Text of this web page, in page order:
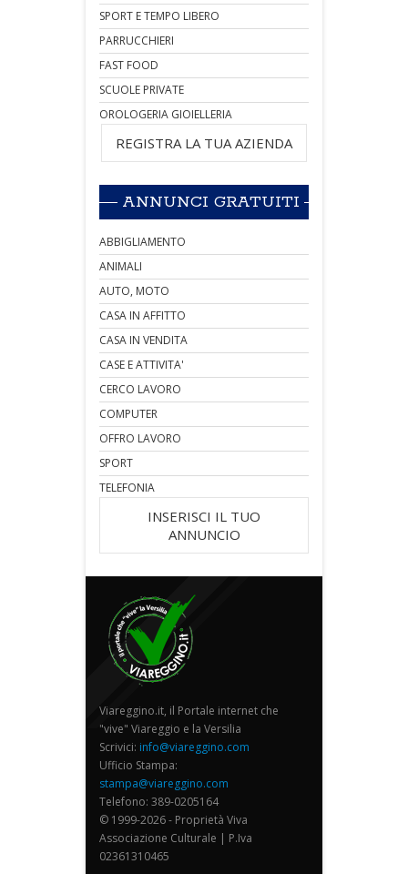
SPORT E TEMPO LIBERO
PARRUCCHIERI
FAST FOOD
SCUOLE PRIVATE
OROLOGERIA GIOIELLERIA
REGISTRA LA TUA AZIENDA
ANNUNCI GRATUITI
ABBIGLIAMENTO
ANIMALI
AUTO, MOTO
CASA IN AFFITTO
CASA IN VENDITA
CASE E ATTIVITA'
CERCO LAVORO
COMPUTER
OFFRO LAVORO
SPORT
TELEFONIA
INSERISCI IL TUO
ANNUNCIO
Viareggino.it, il Portale internet che
"vive" Viareggio e la Versilia
Scrivici: info@viareggino.com
Ufficio Stampa:
stampa@viareggino.com
Telefono: 389-0205164
© 1999-2026 - Proprietà Viva
Associazione Culturale | P.Iva
02361310465